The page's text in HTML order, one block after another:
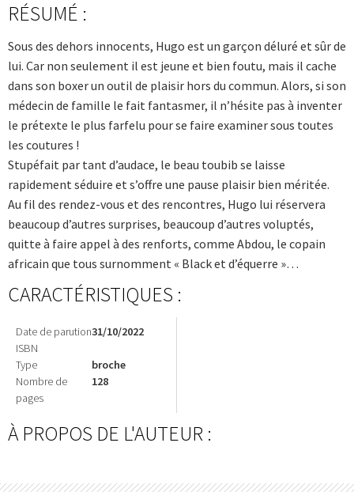
RÉSUMÉ :
Sous des dehors innocents, Hugo est un garçon déluré et sûr de
lui. Car non seulement il est jeune et bien foutu, mais il cache
dans son boxer un outil de plaisir hors du commun. Alors, si son
médecin de famille le fait fantasmer, il n’hésite pas à inventer
le prétexte le plus farfelu pour se faire examiner sous toutes
les coutures !
Stupéfait par tant d’audace, le beau toubib se laisse
rapidement séduire et s’offre une pause plaisir bien méritée.
Au fil des rendez-vous et des rencontres, Hugo lui réservera
beaucoup d’autres surprises, beaucoup d’autres voluptés,
quitte à faire appel à des renforts, comme Abdou, le copain
africain que tous surnomment « Black et d’équerre »…
CARACTÉRISTIQUES :
Date de parution
ISBN
Type
Nombre de
pages
31/10/2022
broche
128
À PROPOS DE L'AUTEUR :